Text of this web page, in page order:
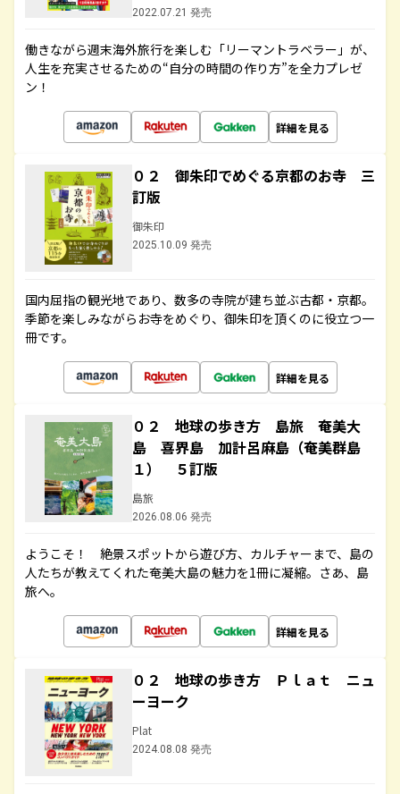
2022.07.21 発売
働きながら週末海外旅行を楽しむ「リーマントラベラー」が、
人生を充実させるための“自分の時間の作り方”を全力プレゼ
ン！
詳細を見る
０２ 御朱印でめぐる京都のお寺 三
訂版
御朱印
2025.10.09 発売
国内屈指の観光地であり、数多の寺院が建ち並ぶ古都・京都。
季節を楽しみながらお寺をめぐり、御朱印を頂くのに役立つ一
冊です。
詳細を見る
０２ 地球の歩き方 島旅 奄美大
島 喜界島 加計呂麻島（奄美群島
１） ５訂版
島旅
2026.08.06 発売
ようこそ！ 絶景スポットから遊び方、カルチャーまで、島の
人たちが教えてくれた奄美大島の魅力を1冊に凝縮。さあ、島
旅へ。
詳細を見る
０２ 地球の歩き方 Ｐｌａｔ ニュ
ーヨーク
Plat
2024.08.08 発売